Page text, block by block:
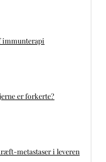
immunterapi
er forkerte?
metastaser i leveren